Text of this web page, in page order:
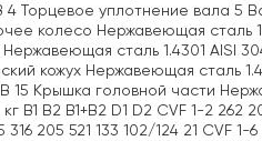
Торцевое уплотнение вала 5
колесо Нержавеющая сталь
сталь 1.4301 AISI
кожух Нержавеющая сталь
15 Крышка головной части
B2 B1+B2 D1 D2 CVF 1-2 262
205 521 133 102/124 21 CVF 1-